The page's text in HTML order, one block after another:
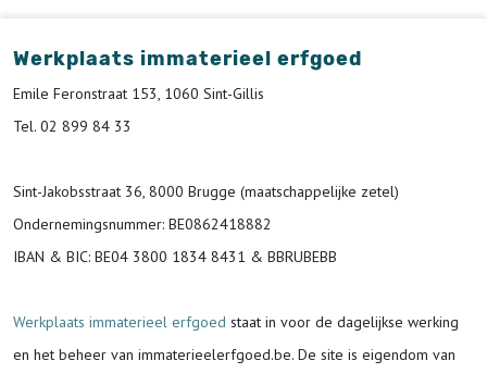
Werkplaats immaterieel erfgoed
Emile Feronstraat 153, 1060 Sint-Gillis
Tel. 02 899 84 33
Sint-Jakobsstraat 36, 8000 Brugge (maatschappelijke zetel)
Ondernemingsnummer: BE0862418882
IBAN & BIC: BE04 3800 1834 8431 & BBRUBEBB
Werkplaats immaterieel erfgoed staat in voor de dagelijkse werking
en het beheer van immaterieelerfgoed.be. De site is eigendom van